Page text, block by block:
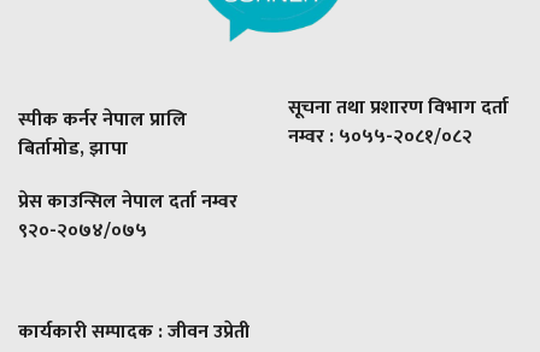
स्पीक कर्नर नेपाल प्रालि
बिर्तामोड, झापा
प्रेस काउन्सिल नेपाल दर्ता नम्वर
९२०-२०७४/०७५
सूचना तथा प्रशारण विभाग दर्ता
नम्वर : ५०५५-२०८१/०८२
कार्यकारी सम्पादक : जीवन उप्रेती